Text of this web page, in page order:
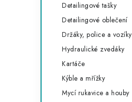
Detailingové tašky
Detailingové oblečení
Držáky, police a vozíky
Hydraulické zvedáky
Kartáče
Kýble a mřížky
Mycí rukavice a houby